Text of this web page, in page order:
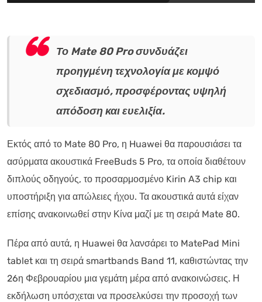
Το Mate 80 Pro συνδυάζει
προηγμένη τεχνολογία με κομψό
σχεδιασμό, προσφέροντας υψηλή
απόδοση και ευελιξία.
Εκτός από το Mate 80 Pro, η Huawei θα παρουσιάσει τα
ασύρματα ακουστικά FreeBuds 5 Pro, τα οποία διαθέτουν
διπλούς οδηγούς, το προσαρμοσμένο Kirin A3 chip και
υποστήριξη για απώλειες ήχου. Τα ακουστικά αυτά είχαν
επίσης ανακοινωθεί στην Κίνα μαζί με τη σειρά Mate 80.
Πέρα από αυτά, η Huawei θα λανσάρει το MatePad Mini
tablet και τη σειρά smartbands Band 11, καθιστώντας την
26η Φεβρουαρίου μια γεμάτη μέρα από ανακοινώσεις. Η
εκδήλωση υπόσχεται να προσελκύσει την προσοχή των